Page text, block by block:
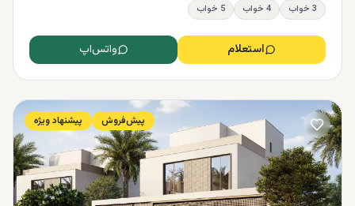
3 خواب
4 خواب 5 خواب
استعلام واتس‌اپ
پیش‌فروش پیشنهاد ویژه